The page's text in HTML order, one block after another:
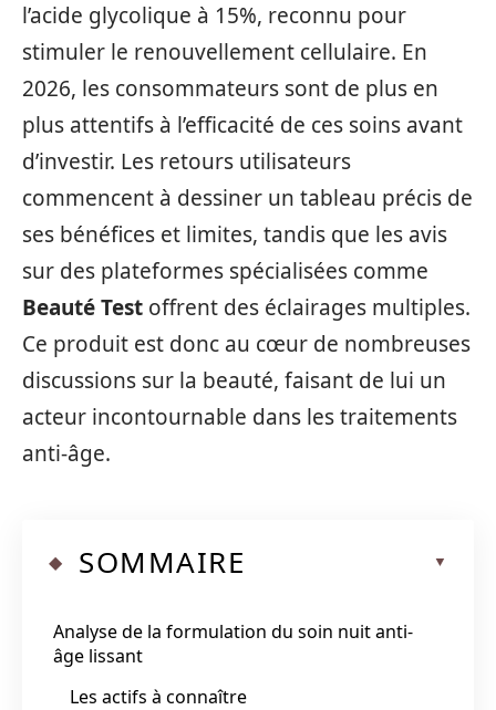
l’acide glycolique à 15%, reconnu pour
stimuler le renouvellement cellulaire. En
2026, les consommateurs sont de plus en
plus attentifs à l’efficacité de ces soins avant
d’investir. Les retours utilisateurs
commencent à dessiner un tableau précis de
ses bénéfices et limites, tandis que les avis
sur des plateformes spécialisées comme
Beauté Test offrent des éclairages multiples.
Ce produit est donc au cœur de nombreuses
discussions sur la beauté, faisant de lui un
acteur incontournable dans les traitements
anti-âge.
SOMMAIRE
Analyse de la formulation du soin nuit anti-
âge lissant
Les actifs à connaître